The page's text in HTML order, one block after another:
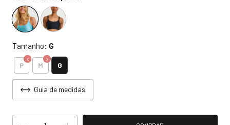
Tamanho: G
P M G
Guia de medidas